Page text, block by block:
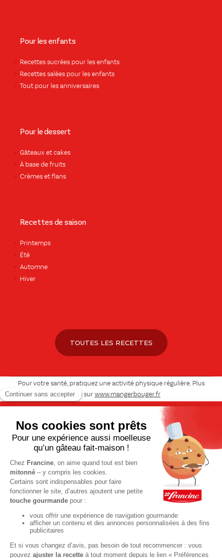
Pour les enfants
Recettes sucrées pour les enfants
Recettes salées pour les enfants
Tout pour les anniversaires
Pour le dessert
Gâteaux et cakes
À base de fruits
Crèmes et flans
Recettes de saison
Printemps
Été
Automne
Hiver
TOUTES LES RECETTES
Pour votre santé, pratiquez une activité physique régulière. Plus
d’infos sur www.mangerbouger.fr